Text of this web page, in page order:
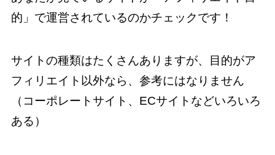
的」で運営されているのかチェックです！
サイトの種類はたくさんありますが、目的がア
フィリエイト以外なら、参考にはなりません
（コーポレートサイト、ECサイトなどいろいろ
ある）